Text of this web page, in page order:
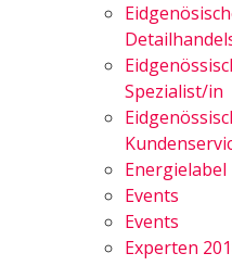
Spezialist/in
Energielabel
Events
Events
Experten